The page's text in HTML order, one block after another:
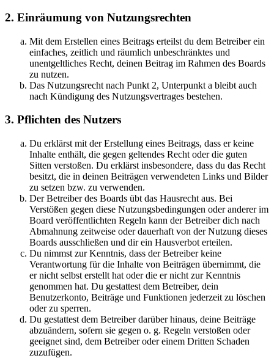
2. Einräumung von Nutzungsrechten
Mit dem Erstellen eines Beitrags erteilst du dem Betreiber ein
einfaches, zeitlich und räumlich unbeschränktes und
unentgeltliches Recht, deinen Beitrag im Rahmen des Boards
zu nutzen.
Das Nutzungsrecht nach Punkt 2, Unterpunkt a bleibt auch
nach Kündigung des Nutzungsvertrages bestehen.
3. Pflichten des Nutzers
Du erklärst mit der Erstellung eines Beitrags, dass er keine
Inhalte enthält, die gegen geltendes Recht oder die guten
Sitten verstoßen. Du erklärst insbesondere, dass du das Recht
besitzt, die in deinen Beiträgen verwendeten Links und Bilder
zu setzen bzw. zu verwenden.
Der Betreiber des Boards übt das Hausrecht aus. Bei
Verstößen gegen diese Nutzungsbedingungen oder anderer im
Board veröffentlichten Regeln kann der Betreiber dich nach
Abmahnung zeitweise oder dauerhaft von der Nutzung dieses
Boards ausschließen und dir ein Hausverbot erteilen.
Du nimmst zur Kenntnis, dass der Betreiber keine
Verantwortung für die Inhalte von Beiträgen übernimmt, die
er nicht selbst erstellt hat oder die er nicht zur Kenntnis
genommen hat. Du gestattest dem Betreiber, dein
Benutzerkonto, Beiträge und Funktionen jederzeit zu löschen
oder zu sperren.
Du gestattest dem Betreiber darüber hinaus, deine Beiträge
abzuändern, sofern sie gegen o. g. Regeln verstoßen oder
geeignet sind, dem Betreiber oder einem Dritten Schaden
zuzufügen.